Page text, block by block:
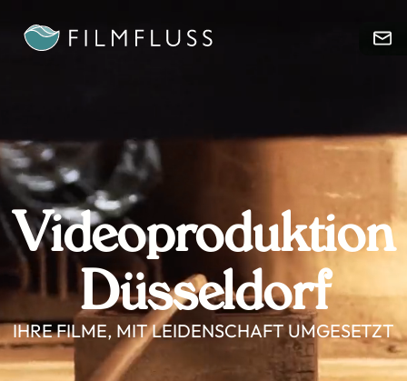
Videoproduktion
Düsseldorf
IHRE FILME, MIT LEIDENSCHAFT UMGESETZT